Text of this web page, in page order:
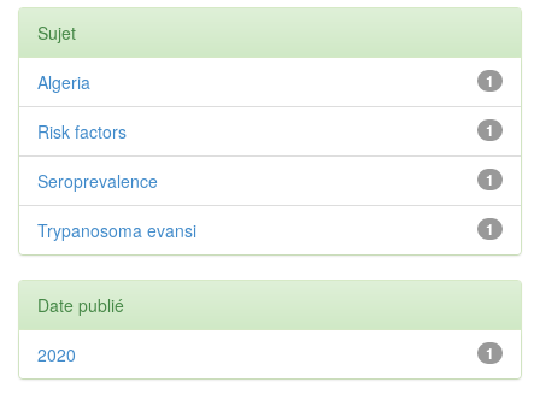
Sujet
1
Algeria
1
Risk factors
1
Seroprevalence
1
Trypanosoma evansi
Date publié
1
2020